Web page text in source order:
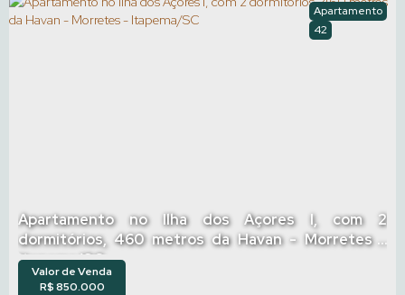
Apartamento no Ilha dos Açores I, com 2
dormitórios, 460 metros da Havan - Morretes -
Itapema/SC
42
Apartamento
R$850.000
Valor de Venda